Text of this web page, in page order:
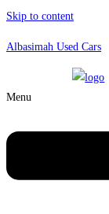
Skip to content
Albasimah Used Cars
Menu